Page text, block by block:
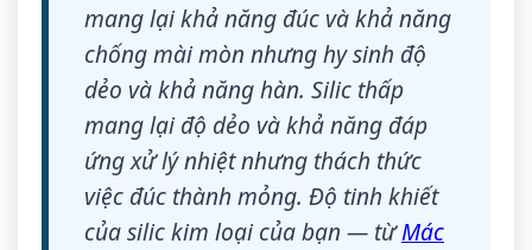
mang lại khả năng đúc và khả năng
chống mài mòn nhưng hy sinh độ
dẻo và khả năng hàn. Silic thấp
mang lại độ dẻo và khả năng đáp
ứng xử lý nhiệt nhưng thách thức
việc đúc thành mỏng. Độ tinh khiết
của silic kim loại của bạn — từMác